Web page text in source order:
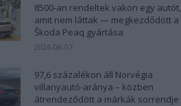
8500-an rendeltek vakon egy autót,
amit nem láttak — megkezdődött a
Škoda Peaq gyártása
2026-08-07
97,6 százalékon áll Norvégia
villanyautó-aránya – közben
átrendeződött a márkák sorrendje